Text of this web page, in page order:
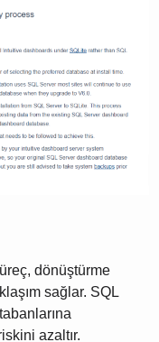
dönüştürme
sağlar. SQL
azaltır.